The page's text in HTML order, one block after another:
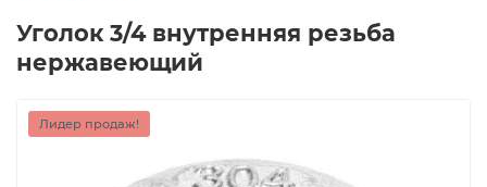
Уголок 3/4 внутренняя резьба
нержавеющий
Лидер продаж!